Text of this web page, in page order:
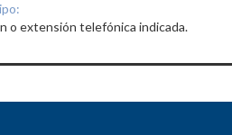
o extensión telefónica indicada.